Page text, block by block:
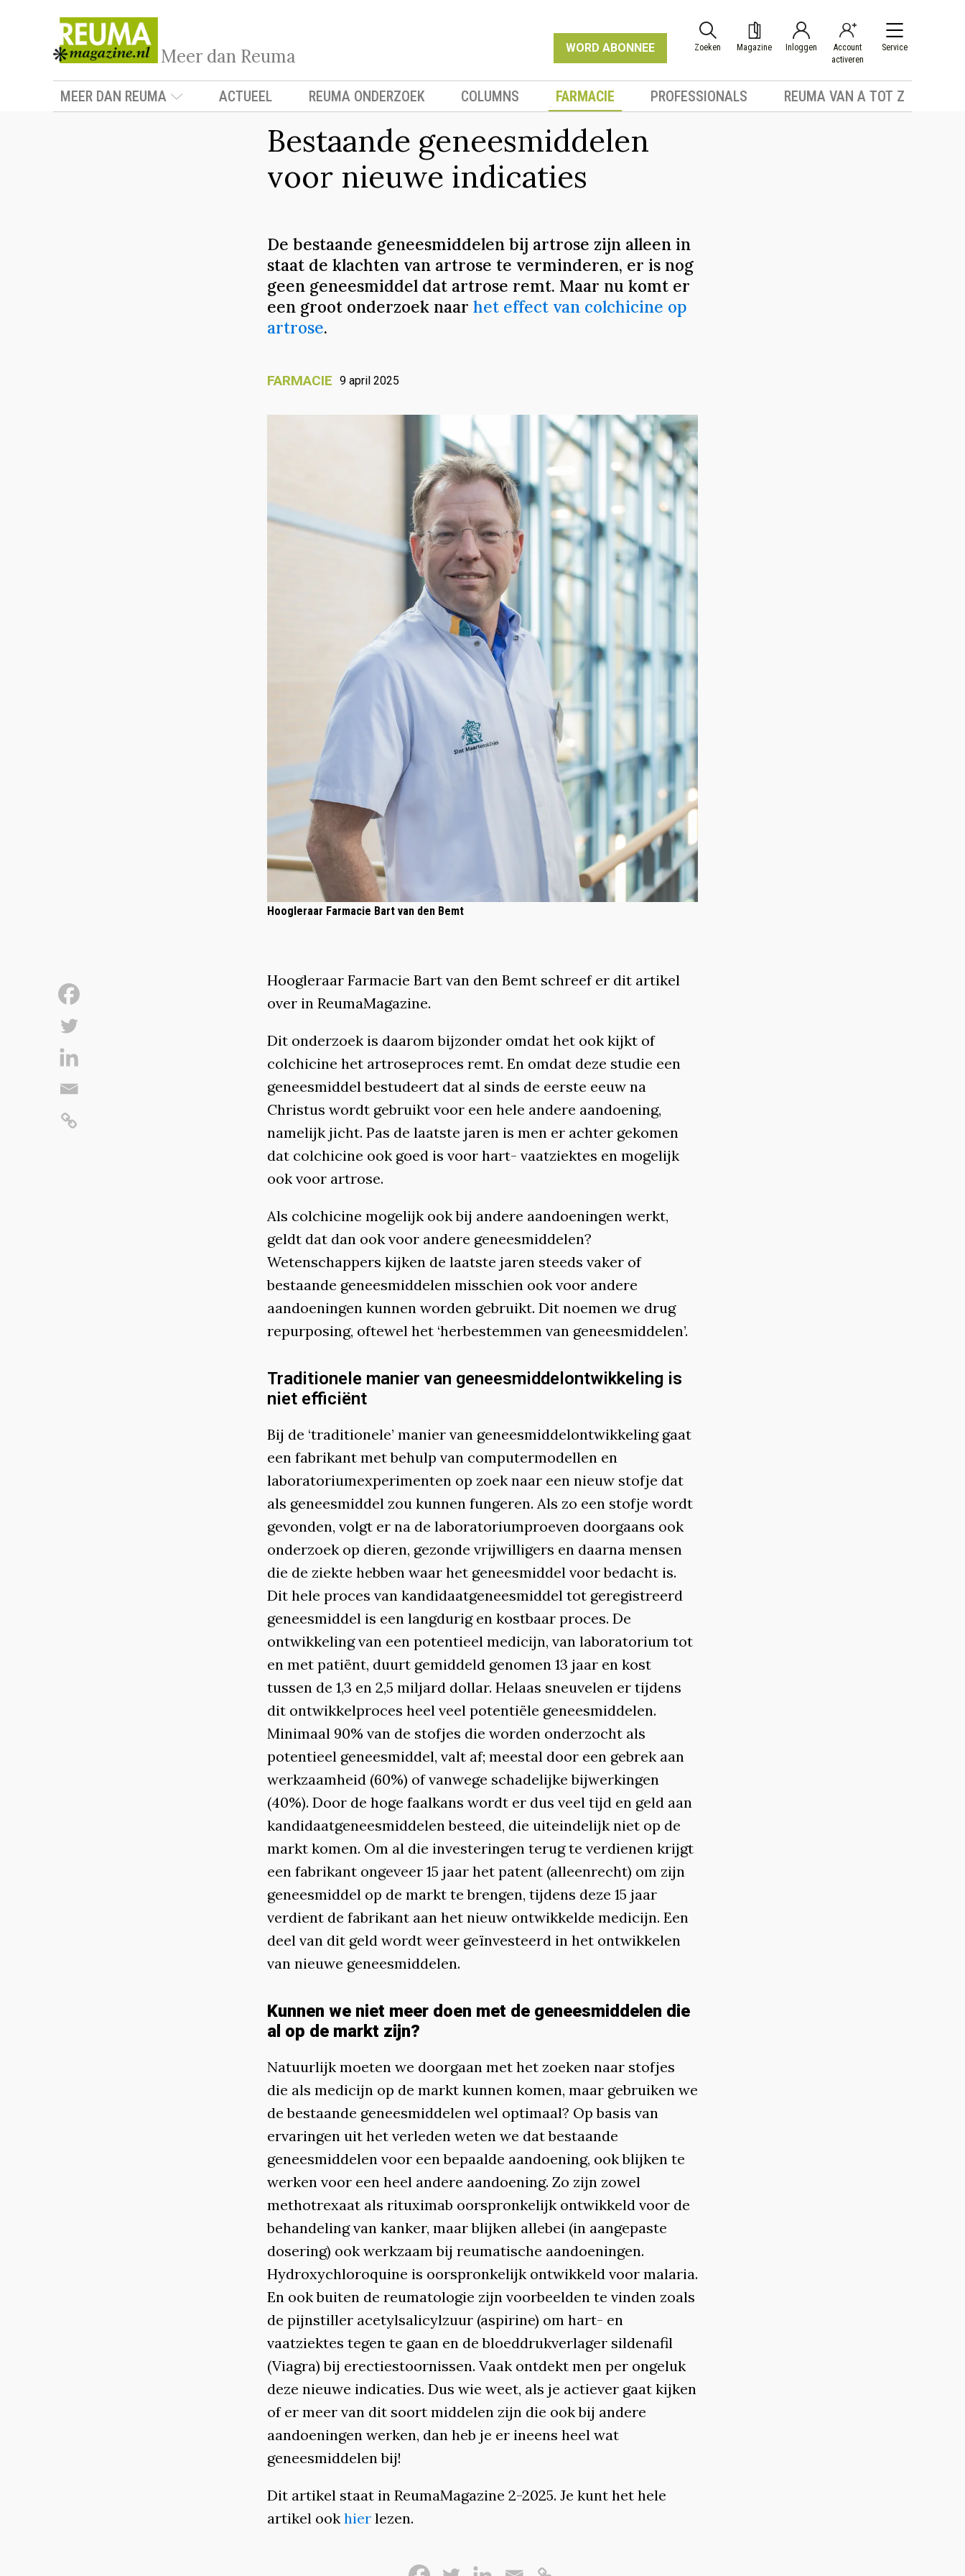
Meer dan Reuma WORD ABONNEE Zoeken Magazine Inloggen
Account
activeren
Service
MEER DAN REUMA ACTUEEL REUMA ONDERZOEK COLUMNS FARMACIE PROFESSIONALS REUMA VAN A TOT Z
Bestaande geneesmiddelen
voor nieuwe indicaties
De bestaande geneesmiddelen bij artrose zijn alleen in
staat de klachten van artrose te verminderen, er is nog
geen geneesmiddel dat artrose remt. Maar nu komt er
een groot onderzoek naar het effect van colchicine op
artrose.
FARMACIE 9 april 2025
Hoogleraar Farmacie Bart van den Bemt
Hoogleraar Farmacie Bart van den Bemt schreef er dit artikel
over in ReumaMagazine.
Dit onderzoek is daarom bijzonder omdat het ook kijkt of
colchicine het artroseproces remt. En omdat deze studie een
geneesmiddel bestudeert dat al sinds de eerste eeuw na
Christus wordt gebruikt voor een hele andere aandoening,
namelijk jicht. Pas de laatste jaren is men er achter gekomen
dat colchicine ook goed is voor hart- vaatziektes en mogelijk
ook voor artrose.
Als colchicine mogelijk ook bij andere aandoeningen werkt,
geldt dat dan ook voor andere geneesmiddelen?
Wetenschappers kijken de laatste jaren steeds vaker of
bestaande geneesmiddelen misschien ook voor andere
aandoeningen kunnen worden gebruikt. Dit noemen we drug
repurposing, oftewel het ‘herbestemmen van geneesmiddelen’.
Traditionele manier van geneesmiddelontwikkeling is
niet efficiënt
Bij de ‘traditionele’ manier van geneesmiddelontwikkeling gaat
een fabrikant met behulp van computermodellen en
laboratoriumexperimenten op zoek naar een nieuw stofje dat
als geneesmiddel zou kunnen fungeren. Als zo een stofje wordt
gevonden, volgt er na de laboratoriumproeven doorgaans ook
onderzoek op dieren, gezonde vrijwilligers en daarna mensen
die de ziekte hebben waar het geneesmiddel voor bedacht is.
Dit hele proces van kandidaatgeneesmiddel tot geregistreerd
geneesmiddel is een langdurig en kostbaar proces. De
ontwikkeling van een potentieel medicijn, van laboratorium tot
en met patiënt, duurt gemiddeld genomen 13 jaar en kost
tussen de 1,3 en 2,5 miljard dollar. Helaas sneuvelen er tijdens
dit ontwikkelproces heel veel potentiële geneesmiddelen.
Minimaal 90% van de stofjes die worden onderzocht als
potentieel geneesmiddel, valt af; meestal door een gebrek aan
werkzaamheid (60%) of vanwege schadelijke bijwerkingen
(40%). Door de hoge faalkans wordt er dus veel tijd en geld aan
kandidaatgeneesmiddelen besteed, die uiteindelijk niet op de
markt komen. Om al die investeringen terug te verdienen krijgt
een fabrikant ongeveer 15 jaar het patent (alleenrecht) om zijn
geneesmiddel op de markt te brengen, tijdens deze 15 jaar
verdient de fabrikant aan het nieuw ontwikkelde medicijn. Een
deel van dit geld wordt weer geïnvesteerd in het ontwikkelen
van nieuwe geneesmiddelen.
Kunnen we niet meer doen met de geneesmiddelen die
al op de markt zijn?
Natuurlijk moeten we doorgaan met het zoeken naar stofjes
die als medicijn op de markt kunnen komen, maar gebruiken we
de bestaande geneesmiddelen wel optimaal? Op basis van
ervaringen uit het verleden weten we dat bestaande
geneesmiddelen voor een bepaalde aandoening, ook blijken te
werken voor een heel andere aandoening. Zo zijn zowel
methotrexaat als rituximab oorspronkelijk ontwikkeld voor de
behandeling van kanker, maar blijken allebei (in aangepaste
dosering) ook werkzaam bij reumatische aandoeningen.
Hydroxychloroquine is oorspronkelijk ontwikkeld voor malaria.
En ook buiten de reumatologie zijn voorbeelden te vinden zoals
de pijnstiller acetylsalicylzuur (aspirine) om hart- en
vaatziektes tegen te gaan en de bloeddrukverlager sildenafil
(Viagra) bij erectiestoornissen. Vaak ontdekt men per ongeluk
deze nieuwe indicaties. Dus wie weet, als je actiever gaat kijken
of er meer van dit soort middelen zijn die ook bij andere
aandoeningen werken, dan heb je er ineens heel wat
geneesmiddelen bij!
Dit artikel staat in ReumaMagazine 2-2025. Je kunt het hele
artikel ook hier lezen.